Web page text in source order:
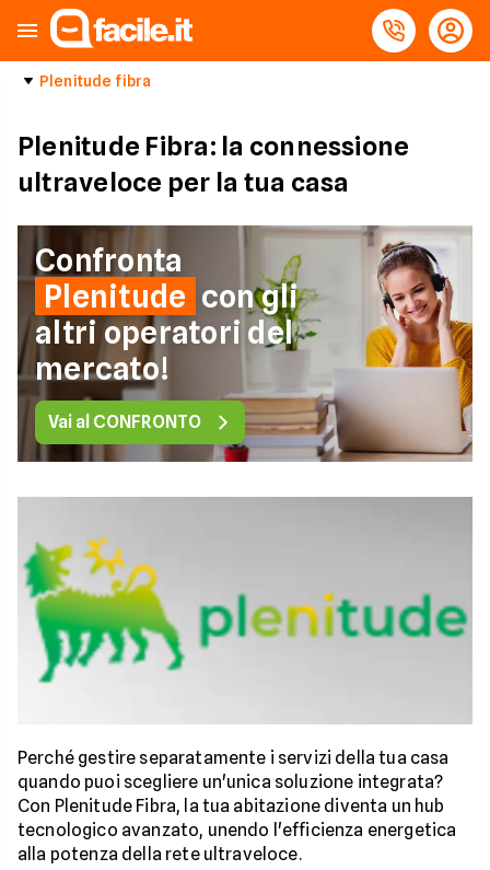
Plenitude fibra
Plenitude Fibra: la connessione
ultraveloce per la tua casa
Confronta
Plenitude con gli
altri operatori del
mercato!
Vai al CONFRONTO
Perché gestire separatamente i servizi della tua casa
quando puoi scegliere un'unica soluzione integrata?
Con Plenitude Fibra, la tua abitazione diventa un hub
tecnologico avanzato, unendo l'efficienza energetica
alla potenza della rete ultraveloce.